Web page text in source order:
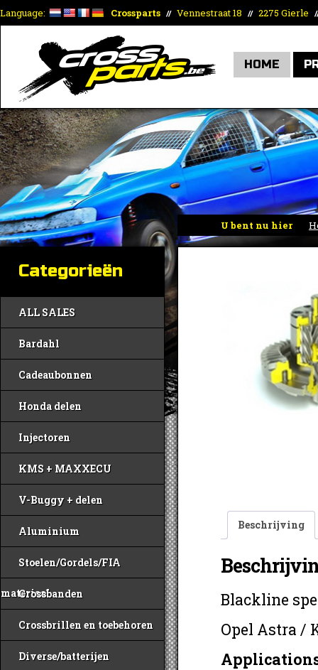
Language: Crossparts // Vennestraat 18 // 2275 Gierle
HOME
U bent nu hier
F28
Categorieën
ALL SALES
Bardahl
Cadeaubonnen
Honda delen
Injectoren
KMS + MAXXECU
V-Buggy + delen
Aluminium
Stoelen/Gordels/FIA
materiaal
Crossbanden
Crossbrillen en toebehoren
Diverse/batterijen
Beschrijving
Blackline
Opel Astra /